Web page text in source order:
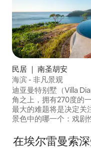
民居 ｜ 南圣胡安
海滨 - 非凡景观
迪亚曼特别墅（Villa
角之上，拥有270度的
最大的难题将是决定关
景色中的哪一个：戏剧
索海滩（Remanso
浪。 是的，图片令人难以置信，但它们根
在埃尔雷曼索